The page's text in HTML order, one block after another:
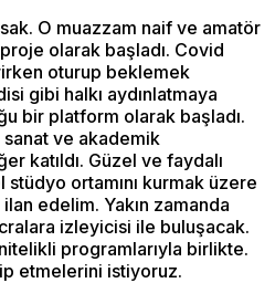
O muazzam naif ve amatör
olarak başladı. Covid
oturup beklemek
gibi halkı aydınlatmaya
bir platform olarak başladı.
ve akademik
katıldı. Güzel ve faydalı
ortamını kurmak üzere
ilan edelim. Yakın zamanda
izleyicisi ile buluşacak.
programlarıyla birlikte.
etmelerini istiyoruz.